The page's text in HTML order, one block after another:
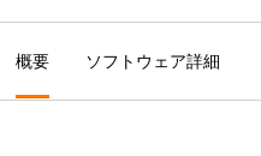
概要 ソフトウェア詳細